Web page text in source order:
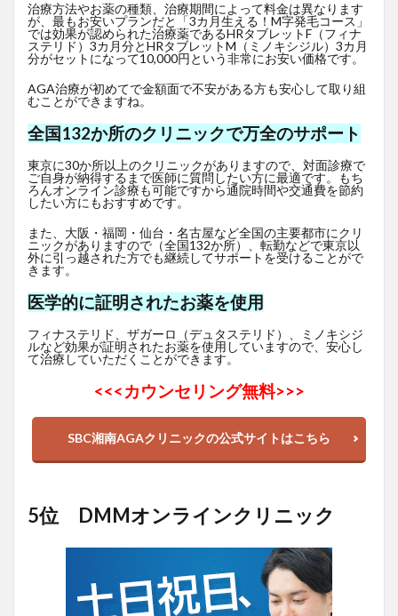
治療方法やお薬の種類、治療期間によって料金は異なります
が、最もお安いプランだと「3カ月生える！M字発毛コース」
では効果が認められた治療薬であるHRタブレットF （フィナ
ステリド）3カ月分とHRタブレットM（ミノキシジル）3カ月
分がセットになって10,000円という非常にお安い価格です。
AGA治療が初めてで金額面で不安がある方も安心して取り組
むことができますね。
全国132か所のクリニックで万全のサポート
東京に30か所以上のクリニックがありますので、対面診療で
ご自身が納得するまで医師に質問したい方に最適です。もち
ろんオンライン診療も可能ですから通院時間や交通費を節約
したい方にもおすすめです。
また、大阪・福岡・仙台・名古屋など全国の主要都市にクリ
ニックがありますので（全国132か所）、転勤などで東京以
外に引っ越された方でも継続してサポートを受けることがで
きます。
医学的に証明されたお薬を使用
フィナステリド、ザガーロ（デュタステリド）、ミノキシジ
ルなど効果が証明されたお薬を使用していますので、安心し
て治療していただくことができます。
<<<カウンセリング無料>>>
SBC湘南AGAクリニックの公式サイトはこちら
5位 DMMオンラインクリニック